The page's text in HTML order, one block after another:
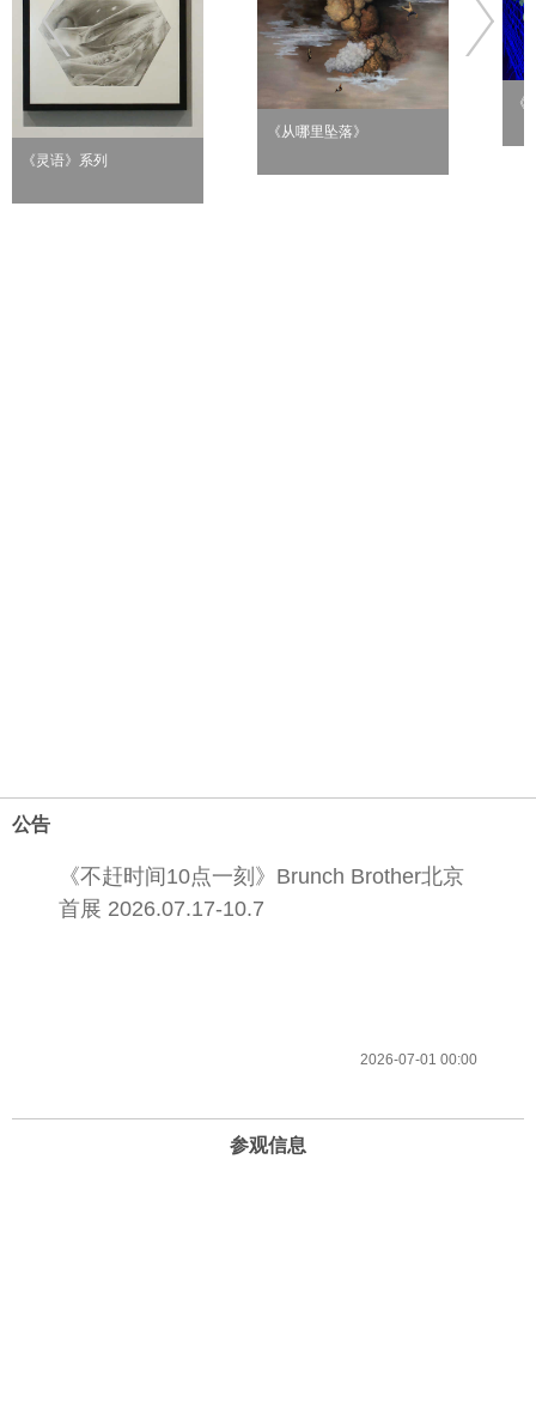
《灵语》系列
《从哪里坠落》
《
公告
《不赶时间10点一刻》Brunch Brother北京
首展 2026.07.17-10.7
2026-07-01 00:00
参观信息